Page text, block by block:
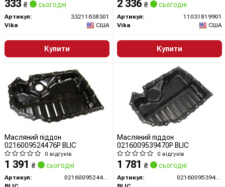
333 ₴ сьогодні
Артикул:
33211638301
Vika
США
Купити
2 336 ₴ сьогодні
Артикул:
11031819901
Vika
США
Купити
Масляний піддон
0216009524476P BLIC
0 відгуків
1 391 ₴ сьогодні
Артикул:
0216009524476P
Масляний піддон
0216009539470P BLIC
0 відгуків
1 781 ₴ сьогодні
Артикул:
0216009539470P